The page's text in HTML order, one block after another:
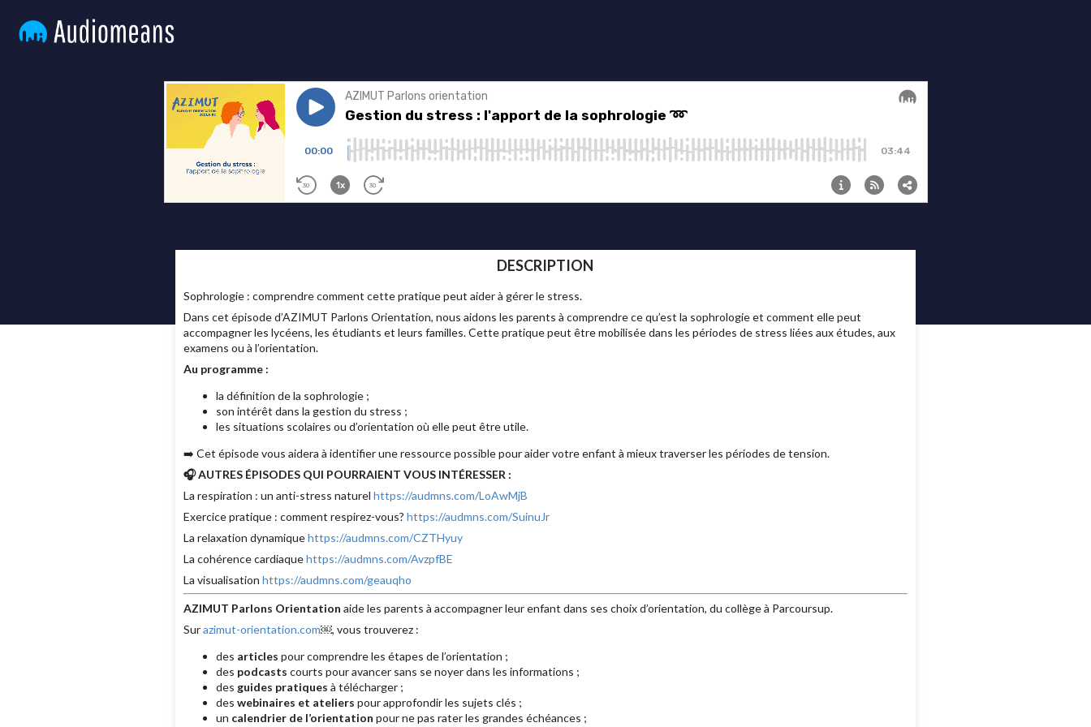
DESCRIPTION
Sophrologie : comprendre comment cette pratique peut aider à gérer le stress.
Dans cet épisode d’AZIMUT Parlons Orientation, nous aidons les parents à comprendre ce qu’est la sophrologie et comment elle peut
accompagner les lycéens, les étudiants et leurs familles. Cette pratique peut être mobilisée dans les périodes de stress liées aux études, aux
examens ou à l’orientation.
Au programme :
la définition de la sophrologie ;
son intérêt dans la gestion du stress ;
les situations scolaires ou d’orientation où elle peut être utile.
➡️ Cet épisode vous aidera à identifier une ressource possible pour aider votre enfant à mieux traverser les périodes de tension.
🎧 AUTRES ÉPISODES QUI POURRAIENT VOUS INTÉRESSER :
La respiration : un anti-stress naturel https://audmns.com/LoAwMjB
Exercice pratique : comment respirez-vous? https://audmns.com/SuinuJr
La relaxation dynamiquehttps://audmns.com/CZTHyuy
La cohérence cardiaquehttps://audmns.com/AvzpfBE
La visualisation https://audmns.com/geauqho
AZIMUT Parlons Orientation aide les parents à accompagner leur enfant dans ses choix d’orientation, du collège à Parcoursup.
Surazimut-orientation.com￼, vous trouverez :
des articles pour comprendre les étapes de l’orientation ;
des podcasts courts pour avancer sans se noyer dans les informations ;
des guides pratiques à télécharger ;
des webinaires et ateliers pour approfondir les sujets clés ;
un calendrier de l’orientation pour ne pas rater les grandes échéances ;